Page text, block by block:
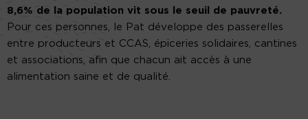
8,6% de la population vit sous le seuil de pauvreté.
Pour ces personnes, le Pat développe des passerelles
entre producteurs et CCAS, épiceries solidaires, cantines
et associations, afin que chacun ait accès à une
alimentation saine et de qualité.